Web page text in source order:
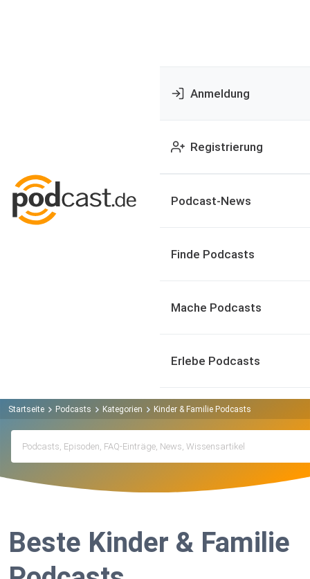
Anmeldung
Registrierung
Podcast-News
Finde Podcasts
Mache Podcasts
Erlebe Podcasts
Startseite Podcasts Kategorien Kinder & Familie Podcasts
Beste Kinder & Familie